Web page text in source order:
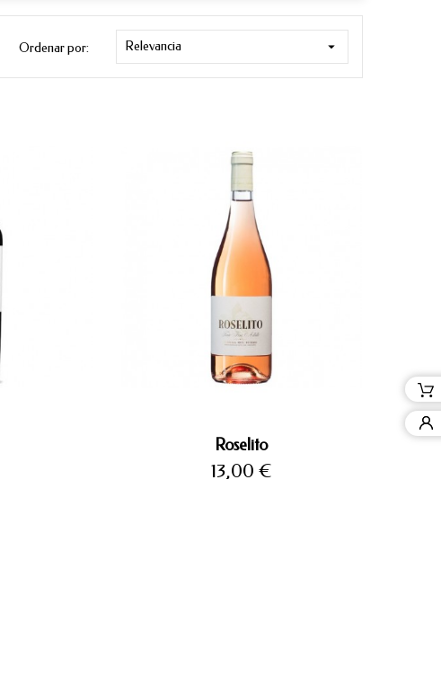
Ordenar por: Relevancia 
Roselito
Precio
13,00 €